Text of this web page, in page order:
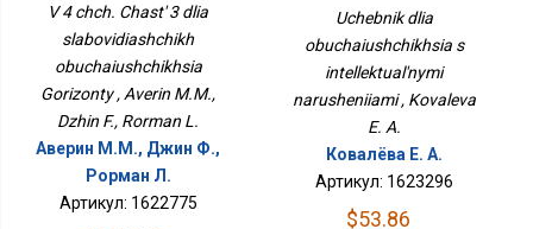
Обучающихся
Горизонты
V 4 chch. Chast' 3 dlia
slabovidiashchikh
obuchaiushchikhsia
Gorizonty , Averin M.M.,
Dzhin F., Rorman L.
Аверин М.М., Джин Ф.,
Рорман Л.
Артикул: 1622775
Нарушениями
Uchebnik dlia
obuchaiushchikhsia s
intellektual'nymi
narusheniiami , Kovaleva
E. A.
Ковалёва Е. А.
Артикул: 1623296
$53.86